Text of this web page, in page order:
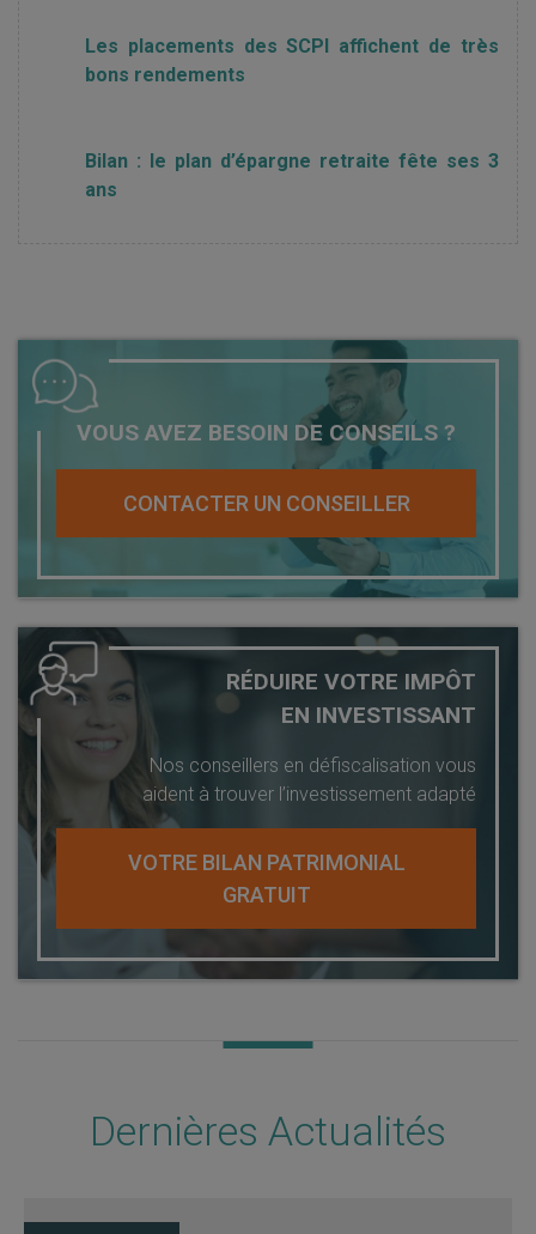
Les placements des SCPI affichent de très
bons rendements
Bilan : le plan d’épargne retraite fête ses 3
ans
VOUS AVEZ BESOIN DE CONSEILS ?
CONTACTER UN CONSEILLER
RÉDUIRE VOTRE IMPÔT
EN INVESTISSANT
Nos conseillers en défiscalisation vous
aident à trouver l’investissement adapté
VOTRE BILAN PATRIMONIAL
GRATUIT
Dernières Actualités